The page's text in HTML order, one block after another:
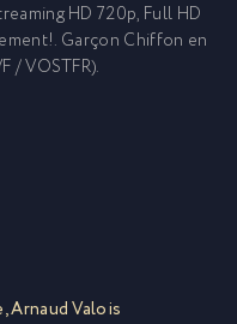
HD 720p, Full HD
Garçon Chiffon en
/ VOSTFR).
,Arnaud Valois